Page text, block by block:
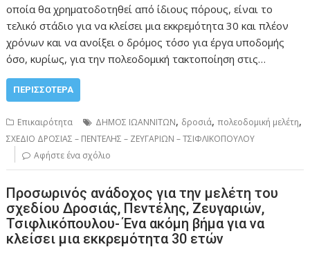
οποία θα χρηματοδοτηθεί από ίδιους πόρους, είναι το
τελικό στάδιο για να κλείσει μια εκκρεμότητα 30 και πλέον
χρόνων και να ανοίξει ο δρόμος τόσο για έργα υποδομής
όσο, κυρίως, για την πολεοδομική τακτοποίηση στις…
ΠΕΡΙΣΣΌΤΕΡΑ
Επικαιρότητα ΔΗΜΟΣ ΙΩΑΝΝΙΤΩΝ, δροσιά,πολεοδομική μελέτη,
ΣΧΕΔΙΟ ΔΡΟΣΙΑΣ – ΠΕΝΤΕΛΗΣ – ΖΕΥΓΑΡΙΩΝ – ΤΣΙΦΛΙΚΟΠΟΥΛΟΥ
Αφήστε ένα σχόλιο
Προσωρινός ανάδοχος για την μελέτη του
σχεδίου Δροσιάς, Πεντέλης, Ζευγαριών,
Τσιφλικόπουλου- Ένα ακόμη βήμα για να
κλείσει μια εκκρεμότητα 30 ετών